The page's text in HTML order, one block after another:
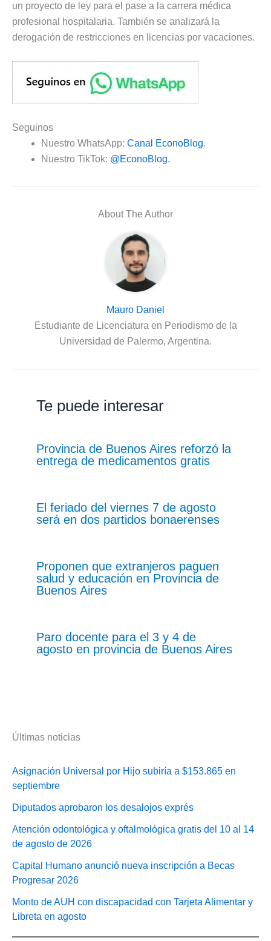
un proyecto de ley para el pase a la carrera médica
profesional hospitalaria. También se analizará la
derogación de restricciones en licencias por vacaciones.
Seguinos
Nuestro WhatsApp: Canal EconoBlog.
Nuestro TikTok: @EconoBlog.
About The Author
Mauro Daniel
Estudiante de Licenciatura en Periodismo de la
Universidad de Palermo, Argentina.
Te puede interesar
Provincia de Buenos Aires reforzó la
entrega de medicamentos gratis
El feriado del viernes 7 de agosto
será en dos partidos bonaerenses
Proponen que extranjeros paguen
salud y educación en Provincia de
Buenos Aires
Paro docente para el 3 y 4 de
agosto en provincia de Buenos Aires
Últimas noticias
Asignación Universal por Hijo subiría a $153.865 en
septiembre
Diputados aprobaron los desalojos exprés
Atención odontológica y oftalmológica gratis del 10 al 14
de agosto de 2026
Capital Humano anunció nueva inscripción a Becas
Progresar 2026
Monto de AUH con discapacidad con Tarjeta Alimentar y
Libreta en agosto